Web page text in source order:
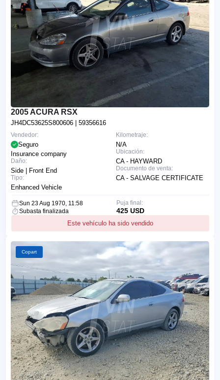
2005 ACURA RSX
JH4DC53625S800606 | 59356616
Kilometraje:
N/A
Ubicación:
CA - HAYWARD
Documento de venta:
CA - SALVAGE CERTIFICATE
Vendedor:
Seguro
Insurance company
Daño:
Side | Front End
Tipo:
Enhanced Vehicle
Sun 23 Aug 1970, 11:58
Subasta finalizada
Este vehículo ha sido vendido
Puja final:
425 USD
Copart